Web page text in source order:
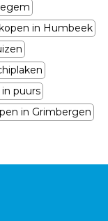
in Humbeek
puurs
in Grimbergen